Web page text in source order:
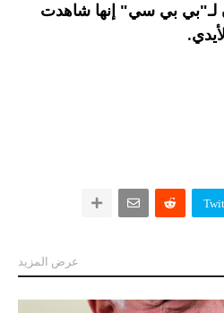
لـ"بي بي سي" إنها شاهدت
.
عرض المزيد